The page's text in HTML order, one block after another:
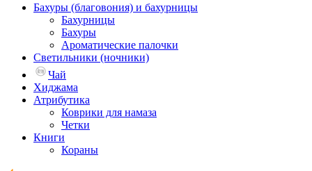
Бахуры (благовония) и бахурницы
Бахурницы
Бахуры
Ароматические палочки
Светильники (ночники)
Чай
Хиджама
Атрибутика
Коврики для намаза
Четки
Книги
Кораны